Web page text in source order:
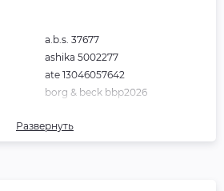
a.b.s. 37677
ashika 5002277
ate 13046057642
borg & beck bbp2026
delphi lp2169
ferodo fdb1991
Развернуть